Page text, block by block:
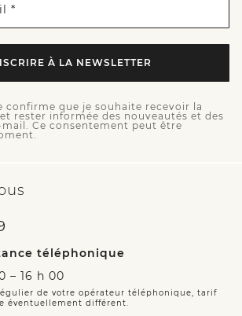
*
À LA NEWSLETTER
confirme que je souhaite recevoir la
rester informée des nouveautés et des
Ce consentement peut être
téléphonique
– 16 h 00
de votre opérateur téléphonique, tarif
éventuellement différent.